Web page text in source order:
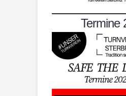
Termine